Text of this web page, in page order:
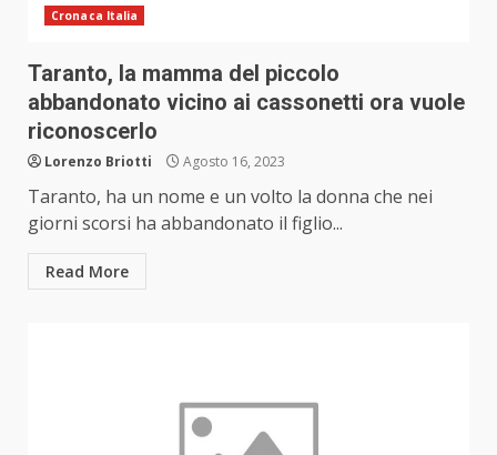
Cronaca Italia
Taranto, la mamma del piccolo
abbandonato vicino ai cassonetti ora vuole
riconoscerlo
Lorenzo Briotti Agosto 16, 2023
Taranto, ha un nome e un volto la donna che nei
giorni scorsi ha abbandonato il figlio...
Read More